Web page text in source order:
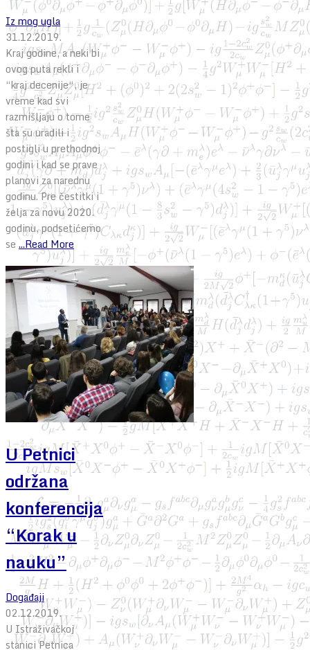
Iz mog ugla
31.12.2019.
Kraj godine, a neki bi
ovog puta rekli i
“kraj decenije“, je
vreme kad svi
razmišljaju o tome
šta su uradili i
postigli u prethodnoj
godini i kad se prave
planovi za narednu
godinu. Pre čestitki i
želja za novu 2020.
godinu, podsetićemo
se ...Read More
U Petnici
održana
konferencija
“Korak u
nauku”
Događaji
02.12.2019.
U Istraživačkoj
stanici Petnica